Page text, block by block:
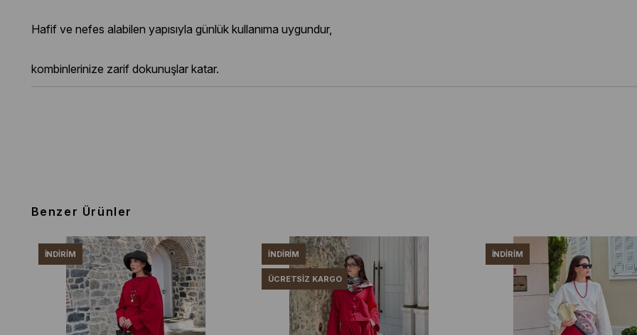
Hafif ve nefes alabilen yapısıyla günlük kullanıma uygundur,
kombinlerinize zarif dokunuşlar katar.
Benzer Ürünler
İNDIRIM İNDIRIM
ÜCRETSIZ KARGO
İNDIRIM